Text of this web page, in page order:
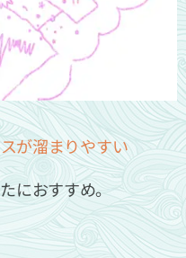
が溜まりやすい
におすすめ。